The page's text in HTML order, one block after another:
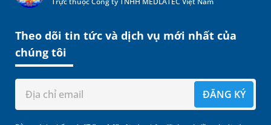
Theo dõi tin tức và dịch vụ mới nhất của
chúng tôi
ĐĂNG KÝ